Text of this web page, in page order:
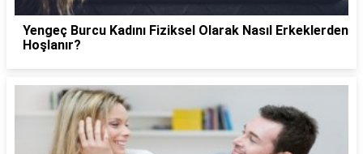
Yengeç Burcu Kadını Fiziksel Olarak Nasıl Erkeklerden
Hoşlanır?